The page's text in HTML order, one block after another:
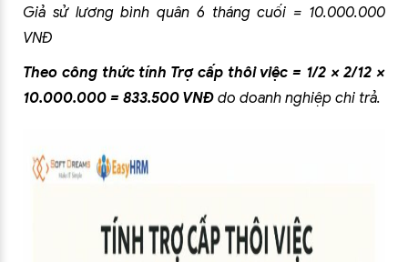
Giả sử lương bình quân 6 tháng cuối = 10.000.000
VNĐ
Theo công thức tính Trợ cấp thôi việc = 1/2 × 2/12 ×
10.000.000 = 833.500 VNĐ do doanh nghiệp chi trả.